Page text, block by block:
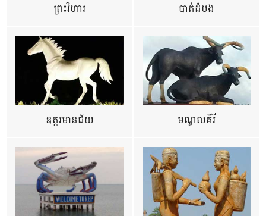
ព្រះវិហារ បាត់ដំបង
ឧត្ដរមានជ័យ មណ្ឌលគីរី